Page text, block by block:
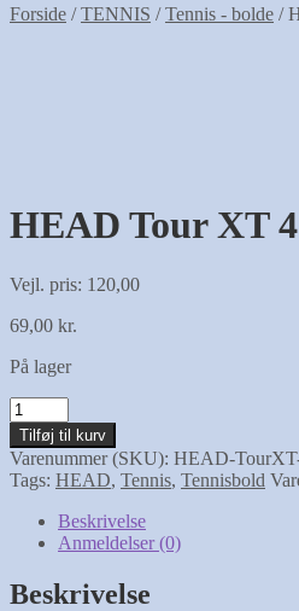
Forside /TENNIS /Tennis - bolde /
HEAD Tour XT
Vejl. pris: 120,00
69,00 kr.
På lager
HEAD
Tour
XT
4
bolde
antal
Tilføj til kurv
Varenummer (SKU): HEAD-
Tags: HEAD, Tennis, Tennisbold
Beskrivelse
Anmeldelser (0)
Beskrivelse